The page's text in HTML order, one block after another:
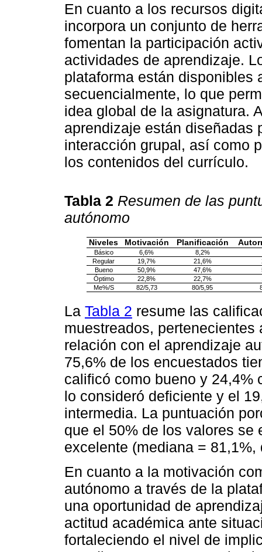
En cuanto a los recursos
incorpora un conjunto de
fomentan la participación
actividades de aprendizaje.
plataforma están disponibles
secuencialmente, lo que
idea global de la asignatura.
aprendizaje están diseñadas
interacción grupal, así como
los contenidos del currículo.
Tabla 2 Resumen de las
autónomo
Niveles Motivación Planificación
Básico 6,6%
8,2%
Regular
19,7% 21,6%
Bueno
50,9% 47,6%
Óptimo
22,8% 22,7%
Me%/S
82/5,73 80/5,95
La Tabla 2 resume las
muestreados,
relación con el aprendizaje
75,6% de los encuestados
calificó como bueno y 24,4%
lo consideró deficiente y el
intermedia. La puntuación
que el 50% de los valores se
excelente (mediana =
En cuanto a la motivación
autónomo a través de la
una oportunidad de
actitud académica ante
fortaleciendo el nivel de